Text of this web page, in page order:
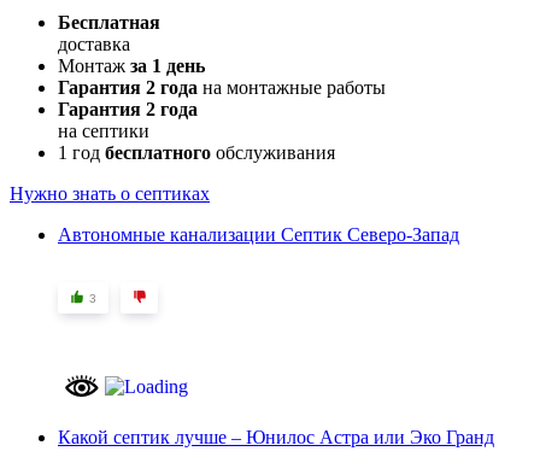
Бесплатная
доставка
Монтаж за 1 день
Гарантия 2 года на монтажные работы
Гарантия 2 года
на септики
1 год бесплатного обслуживания
Нужно знать о септиках
Автономные канализации Септик Северо-Запад
3
Какой септик лучше – Юнилос Астра или Эко Гранд